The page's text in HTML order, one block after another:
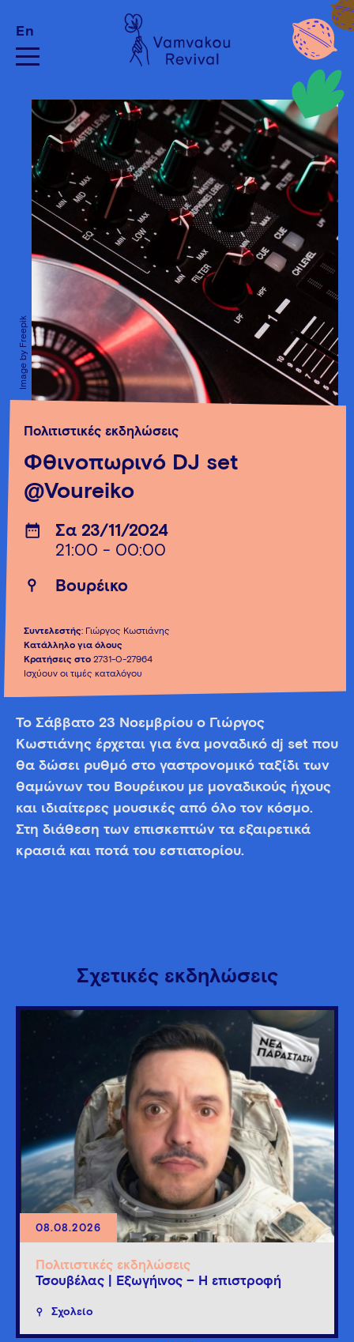
En
Image by Freepik
Πολιτιστικές εκδηλώσεις
Φθινοπωρινό DJ set
@Voureiko
Σα 23/11/2024
21:00 - 00:00
Βουρέικο
Συντελεστής: Γιώργος Κωστιάνης
Κατάλληλο για όλους
Κρατήσεις στο 2731-0-27964
Ισχύουν οι τιμές καταλόγου
To Σάββατο 23 Νοεμβρίου ο Γιώργος
Κωστιάνης έρχεται για ένα μοναδικό dj set που
θα δώσει ρυθμό στο γαστρονομικό ταξίδι των
θαμώνων του Βουρέικου με μοναδικούς ήχους
και ιδιαίτερες μουσικές από όλο τον κόσμο.
Στη διάθεση των επισκεπτών τα εξαιρετικά
κρασιά και ποτά του εστιατορίου.
Σχετικές εκδηλώσεις
08.08.2026
Πολιτιστικές εκδηλώσεις
Τσουβέλας | Εξωγήινος – Η επιστροφή
Σχολείο